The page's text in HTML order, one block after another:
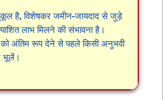
है, विशेषकर जमीन-जायदाद से जुड़े
लाभ मिलने की संभावना है।
को अंतिम रूप देने से पहले किसी अनुभवी
भूलें।